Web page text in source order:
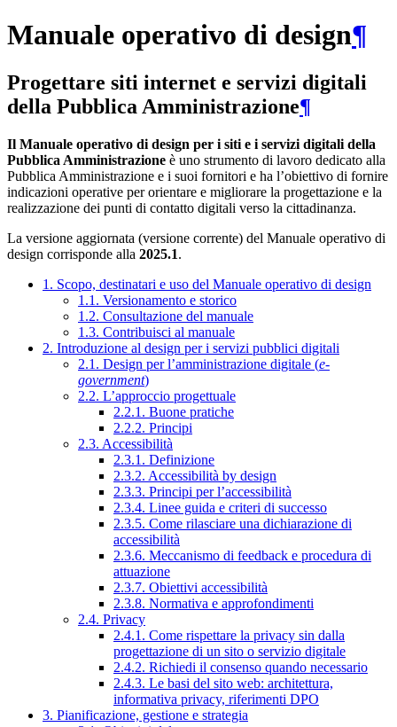
Manuale operativo di design¶
Progettare siti internet e servizi digitali
della Pubblica Amministrazione¶
Il Manuale operativo di design per i siti e i servizi digitali della
Pubblica Amministrazione è uno strumento di lavoro dedicato alla
Pubblica Amministrazione e i suoi fornitori e ha l’obiettivo di fornire
indicazioni operative per orientare e migliorare la progettazione e la
realizzazione dei punti di contatto digitali verso la cittadinanza.
La versione aggiornata (versione corrente) del Manuale operativo di
design corrisponde alla 2025.1.
1. Scopo, destinatari e uso del Manuale operativo di design
1.1. Versionamento e storico
1.2. Consultazione del manuale
1.3. Contribuisci al manuale
2. Introduzione al design per i servizi pubblici digitali
2.1. Design per l’amministrazione digitale (e-
government)
2.2. L’approccio progettuale
2.2.1. Buone pratiche
2.2.2. Principi
2.3. Accessibilità
2.3.1. Definizione
2.3.2. Accessibilità by design
2.3.3. Principi per l’accessibilità
2.3.4. Linee guida e criteri di successo
2.3.5. Come rilasciare una dichiarazione di
accessibilità
2.3.6. Meccanismo di feedback e procedura di
attuazione
2.3.7. Obiettivi accessibilità
2.3.8. Normativa e approfondimenti
2.4. Privacy
2.4.1. Come rispettare la privacy sin dalla
progettazione di un sito o servizio digitale
2.4.2. Richiedi il consenso quando necessario
2.4.3. Le basi del sito web: architettura,
informativa privacy, riferimenti DPO
3. Pianificazione, gestione e strategia